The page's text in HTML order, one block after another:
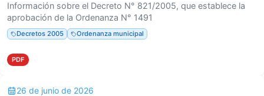
Información sobre el Decreto N° 821/2005, que establece la
aprobación de la Ordenanza N° 1491
Decretos 2005 Ordenanza municipal
PDF
26 de junio de 2026